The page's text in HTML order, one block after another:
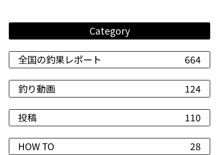
Category
全国の釣果レポート 664
釣り動画 124
投稿 110
HOW TO 28